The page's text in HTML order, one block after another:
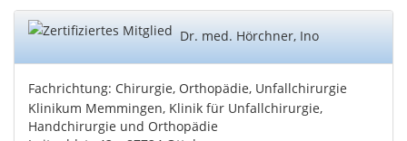
Dr. med. Hörchner, Ino
Fachrichtung: Chirurgie, Orthopädie, Unfallchirurgie
Klinikum Memmingen, Klinik für Unfallchirurgie,
Handchirurgie und Orthopädie